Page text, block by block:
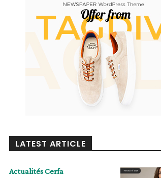
LATEST ARTICLE
Actualités Cerfa